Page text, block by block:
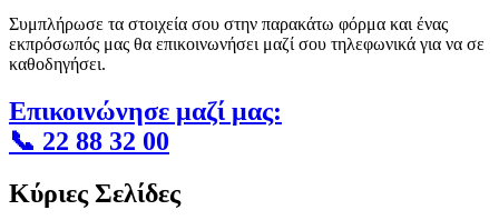
Συμπλήρωσε τα στοιχεία σου στην παρακάτω φόρμα και ένας
εκπρόσωπός μας θα επικοινωνήσει μαζί σου τηλεφωνικά για να σε
καθοδηγήσει.
Επικοινώνησε μαζί μας:
📞 22 88 32 00
Κύριες Σελίδες